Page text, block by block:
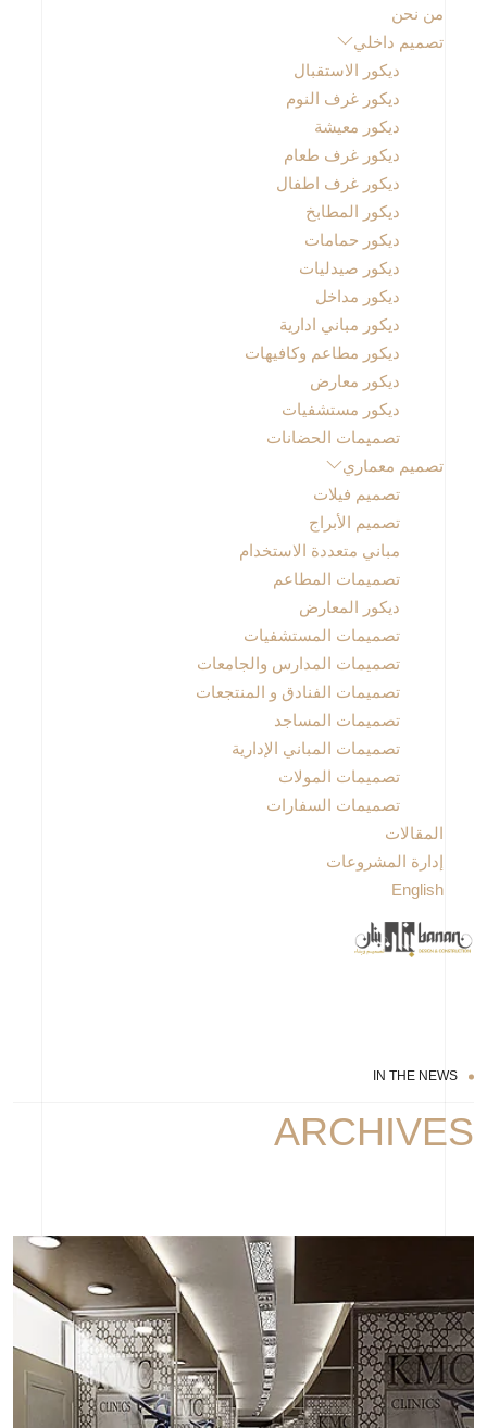
من نحن
تصميم داخلي
ديكور الاستقبال
ديكور غرف النوم
ديكور معيشة
ديكور غرف طعام
ديكور غرف اطفال
ديكور المطابخ
ديكور حمامات
ديكور صيدليات
ديكور مداخل
ديكور مباني ادارية
ديكور مطاعم وكافيهات
ديكور معارض
ديكور مستشفيات
تصميمات الحضانات
تصميم معماري
تصميم فيلات
تصميم الأبراج
مباني متعددة الاستخدام
تصميمات المطاعم
ديكور المعارض
تصميمات المستشفيات
تصميمات المدارس والجامعات
تصميمات الفنادق و المنتجعات
تصميمات المساجد
تصميمات المباني الإدارية
تصميمات المولات
تصميمات السفارات
المقالات
إدارة المشروعات
English
IN THE NEWS
ARCHIVES